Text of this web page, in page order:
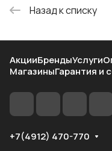
Назад к списку
АкцииБрендыУслуги
МагазиныГарантия и
+7(4912) 470-770